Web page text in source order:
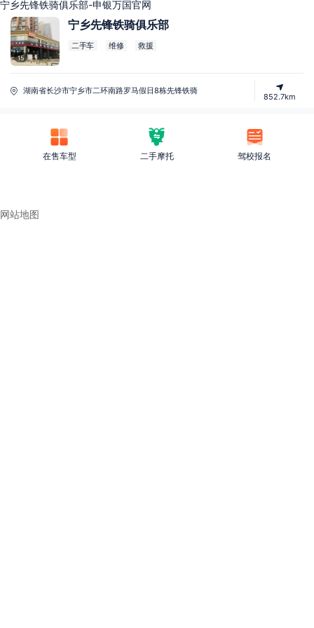
宁乡先锋铁骑俱乐部-申银万国官网
15
宁乡先锋铁骑俱乐部
二手车 维修 救援
湖南省长沙市宁乡市二环南路罗马假日8栋先锋铁骑
852.7km
在售车型 二手摩托 驾校报名
网站地图